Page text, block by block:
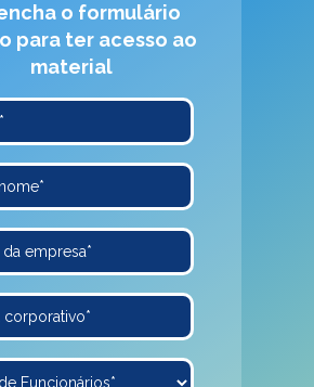
o formulário
para ter acesso ao
material